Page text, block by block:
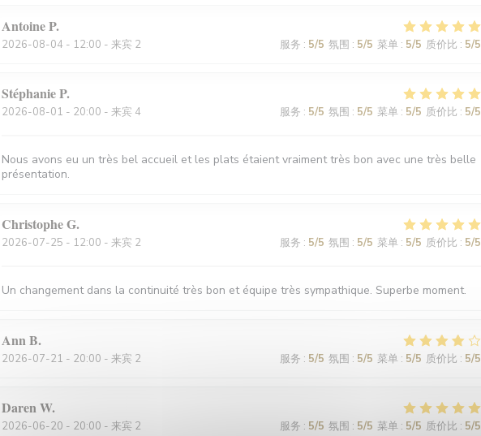
AntoineP
2026-08-04 - 12:00 - 来宾 2 服务 : 5/5 氛围 : 5/5 菜单: 5/5 质价比 : 5/5
StéphanieP
2026-08-01 - 20:00 - 来宾 4 服务 : 5/5 氛围 : 5/5 菜单: 5/5 质价比 : 5/5
Nous avons eu un très bel accueil et les plats étaient vraiment très bon avec une très belle
présentation.
ChristopheG
2026-07-25 - 12:00 - 来宾 2 服务 : 5/5 氛围 : 5/5 菜单: 5/5 质价比 : 5/5
Un changement dans la continuité très bon et équipe très sympathique. Superbe moment.
AnnB
2026-07-21 - 20:00 - 来宾 2 服务 : 5/5 氛围 : 5/5 菜单: 5/5 质价比 : 5/5
DarenW
2026-06-20 - 20:00 - 来宾 2 服务 : 5/5 氛围 : 5/5 菜单: 5/5 质价比 : 5/5